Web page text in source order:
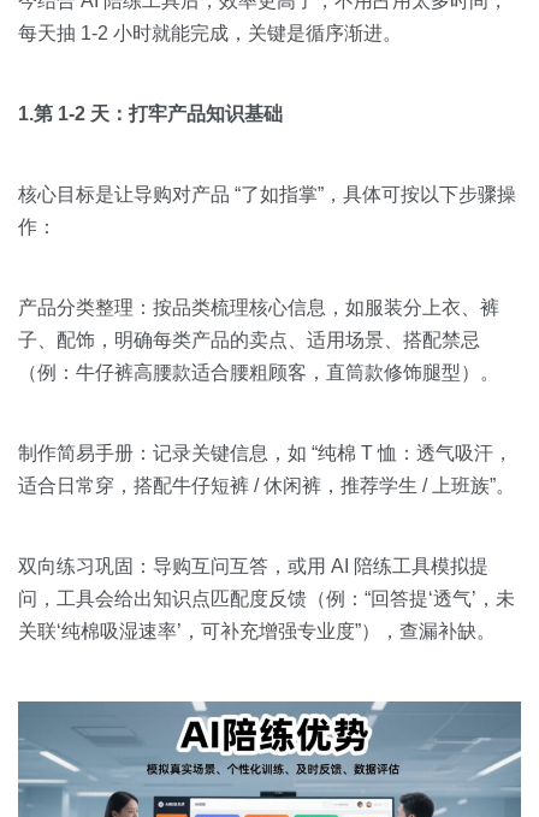
每天抽 1-2 小时就能完成，关键是循序渐进。
1.第 1-2 天：打牢产品知识基础
核心目标是让导购对产品 “了如指掌”，具体可按以下步骤操
作：
产品分类整理：按品类梳理核心信息，如服装分上衣、裤
子、配饰，明确每类产品的卖点、适用场景、搭配禁忌
（例：牛仔裤高腰款适合腰粗顾客，直筒款修饰腿型）。
制作简易手册：记录关键信息，如 “纯棉 T 恤：透气吸汗，
适合日常穿，搭配牛仔短裤 / 休闲裤，推荐学生 / 上班族”。
双向练习巩固：导购互问互答，或用 AI 陪练工具模拟提
问，工具会给出知识点匹配度反馈（例：“回答提‘透气’，未
关联‘纯棉吸湿速率’，可补充增强专业度”），查漏补缺。